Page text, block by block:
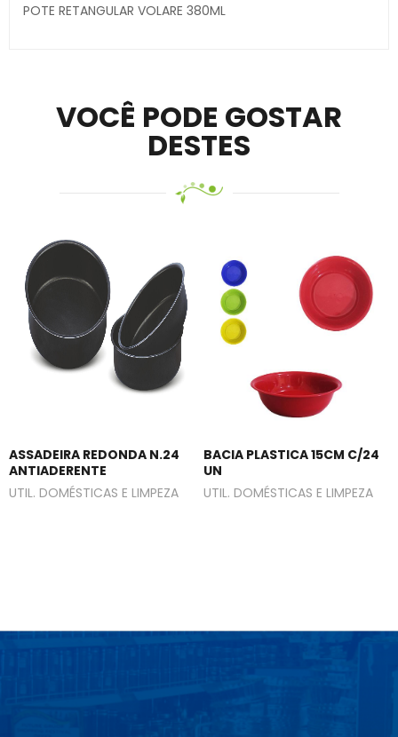
POTE RETANGULAR VOLARE 380ML
VOCÊ PODE GOSTAR
DESTES
ASSADEIRA REDONDA N.24
ANTIADERENTE
UTIL. DOMÉSTICAS E LIMPEZA
BACIA PLASTICA 15CM C/24
UN
UTIL. DOMÉSTICAS E LIMPEZA